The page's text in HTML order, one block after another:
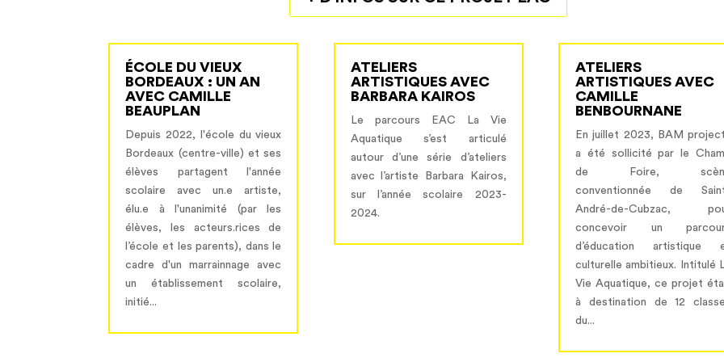
ÉCOLE DU VIEUX
BORDEAUX : UN AN
AVEC CAMILLE
BEAUPLAN
Depuis 2022, l'école du vieux
Bordeaux (centre-ville) et ses
élèves partagent l'année
scolaire avec un.e artiste,
élu.e à l'unanimité (par les
élèves, les acteurs.rices de
l’école et les parents), dans le
cadre d'un marrainnage avec
un établissement scolaire,
initié...
ATELIERS
ARTISTIQUES AVEC
BARBARA KAIROS
Le parcours EAC La Vie
Aquatique s’est articulé
autour d’une série d’ateliers
avec l’artiste Barbara Kairos,
sur l’année scolaire 2023-
2024.
ATELIERS
ARTISTIQUES AVEC
CAMILLE
BENBOURNANE
En juillet 2023, BAM
a été sollicité par le
de Foire,
conventionnée de
André-de-Cubzac,
concevoir un
d’éducation artistique
culturelle ambitieux. Intitulé
Vie Aquatique, ce projet
à destination de 12
du...